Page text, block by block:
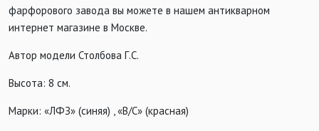
фарфорового завода вы можете в нашем антикварном
интернет магазине в Москве.
Автор модели Столбова Г.С.
Высота: 8 см.
Марки: «ЛФЗ» (синяя) , «В/С» (красная)